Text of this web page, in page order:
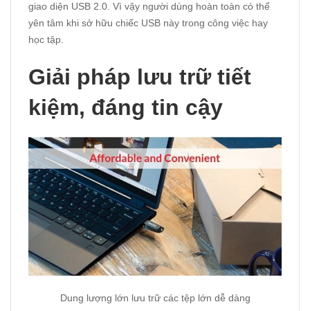
giao diện USB 2.0. Vì vậy người dùng hoàn toàn có thể
yên tâm khi sở hữu chiếc USB này trong công việc hay
học tập.
Giải pháp lưu trữ tiết
kiệm, đáng tin cậy
Dung lượng lớn lưu trữ các tệp lớn dễ dàng